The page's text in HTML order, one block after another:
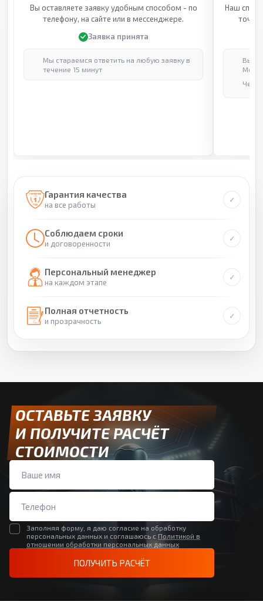
Вы оставляете заявку удобным способом - по
телефону, на сайте или в мессенджере.
Заявка принята
Мы стараемся ответить на любую заявку в
течение 15 минут
Наш
Гарантия качества
на все работы
Соблюдаем сроки
и договоренности
Персональный менеджер
на каждом этапе
Полная отчетность
и прозрачность
ОСТАВЬТЕ ЗАЯВКУ
И ПОЛУЧИТЕ РАСЧЁТ
СТОИМОСТИ
Заполняя форму, я даю согласие на обработку
персональных данных и соглашаюсь с Политикой в
отношении обработки персональных данных
ПОЛУЧИТЬ РАСЧЁТ